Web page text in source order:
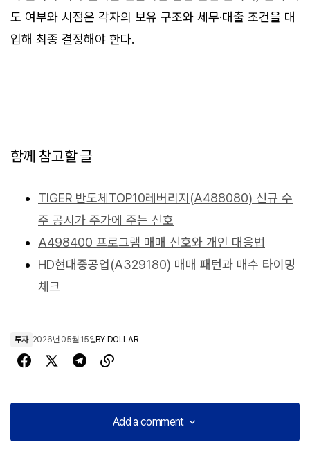
도 여부와 시점은 각자의 보유 구조와 세무·대출 조건을 대
입해 최종 결정해야 한다.
함께 참고할 글
TIGER 반도체TOP10레버리지(A488080) 신규 수
주 공시가 주가에 주는 신호
A498400 프로그램 매매 신호와 개인 대응법
HD현대중공업(A329180) 매매 패턴과 매수 타이밍
체크
투자 2026년 05월 15일BY DOLLAR
Add a comment
Add a comment